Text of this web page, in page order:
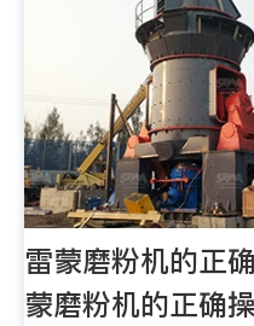
雷蒙磨粉机的正
蒙磨粉机的正确